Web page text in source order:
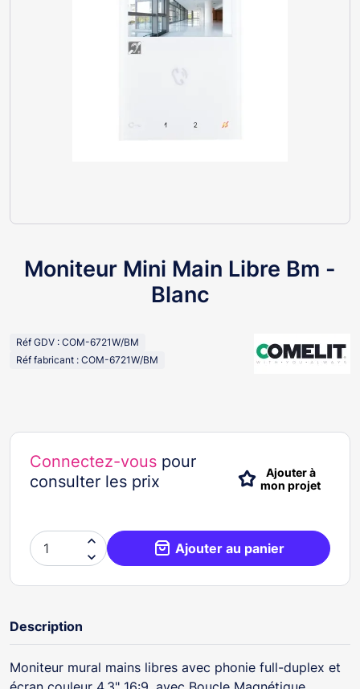
Moniteur Mini Main Libre Bm -
Blanc
Réf GDV : COM-6721W/BM
Réf fabricant : COM-6721W/BM
Connectez-vous pour
consulter les prix
Ajouter à
mon projet

 Ajouter au panier
Description
Moniteur mural mains libres avec phonie full-duplex et